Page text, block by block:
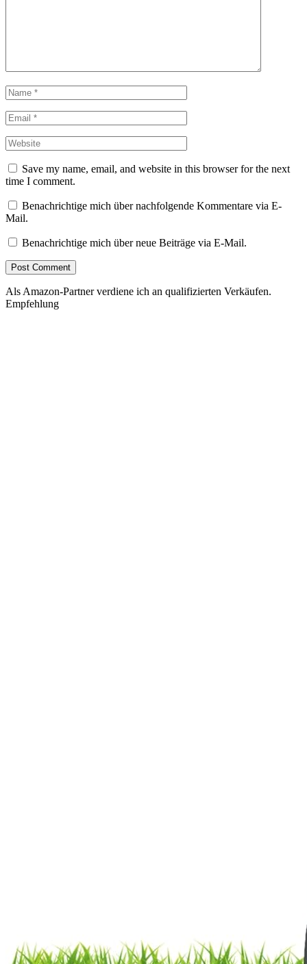
Save my name, email, and website in this browser for the next
time I comment.
Benachrichtige mich über nachfolgende Kommentare via E-
Mail.
Benachrichtige mich über neue Beiträge via E-Mail.
Als Amazon-Partner verdiene ich an qualifizierten Verkäufen.
Empfehlung